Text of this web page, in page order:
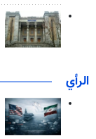
الرأي